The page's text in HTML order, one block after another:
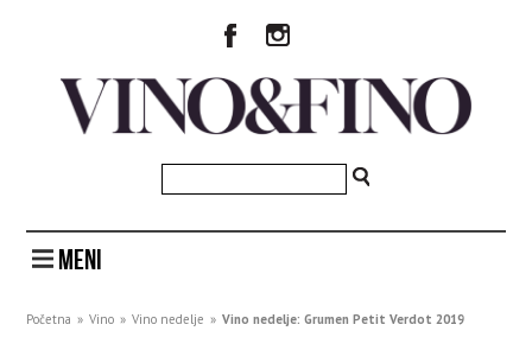
MENI
Početna » Vino » Vino nedelje » Vino nedelje: Grumen Petit Verdot 2019